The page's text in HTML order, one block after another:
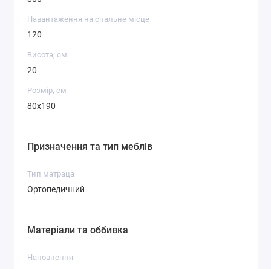
Навантаження на спальне місце
120
Висота, см
20
Розмір, см
80x190
Призначення та тип меблів
Тип матраца
Ортопедичний
Матеріали та оббивка
Наповнення